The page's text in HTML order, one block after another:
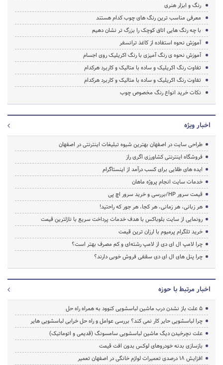
رنگ و ابزار هنری
معرفی مناسب ترین رنگ های چوب کدام هستند
با چه رنگ هایی اتاق کوچک را بزرگ تر نشان دهیم
آموزش نحوه استفاده از کاغذ ترانسفر
آموزش نحوه ی رنگ آمیزی با رنگ اکریلیک روی اجسام
تفاوت رنگ اکریلیک و ساده با متالیک و کاربرد هرکدام
تفاوت رنگ اکریلیک و ساده با متالیک و کاربرد هرکدام
نکات خرید انواع رنگ مخصوص چوب
اخبار ویژه
طراحی سایت در اصفهان بهترین شیوه تبلیغات اینترنتی در اصفهان
فروشگاه اینترنتی کشاورزی اگری راز
ایده های طلایی برای کسب درآمد از اینستاگرام
خدمات سایت انجام پروژه ماهان
قیمت سرور HP/بررسی و خرید سرور اچ پی
هر زبانی، هر زمانی، هر کجا، هر جور که راحتید!
رونمایی از سایت بلوباکس با هدف خدمات پرداخت سریع با نازلترین قیمت
خرید تلگرام پرمیوم با ارزان ترین قیمت
چرا لامپ ال ای دی از لامپ رشته‌ای و کم مصرف بهتر است؟
چرا پنل های ال ای دی سقفی فروش خوبی دارند؟
اخبار مرتبط با حوزه
5 علت باز نشدن درب ماشین لباسشویی کنوود به همراه راه حل
چرا لباسشویی حایر کار نمی کند؟ بررسی عوامل و راه حل خرابی لباسشویی هایر
علت نچرخیدن دیگ ماشین لباسشویی سامسونگ (قدیمی و اتوماتیک)
بازسازی بدنه خودروهای لوکس بدون افت قیمت
افزایش ۱۸ درصدی تعمیرات لوازم خانگی در اصفهان تعمیر